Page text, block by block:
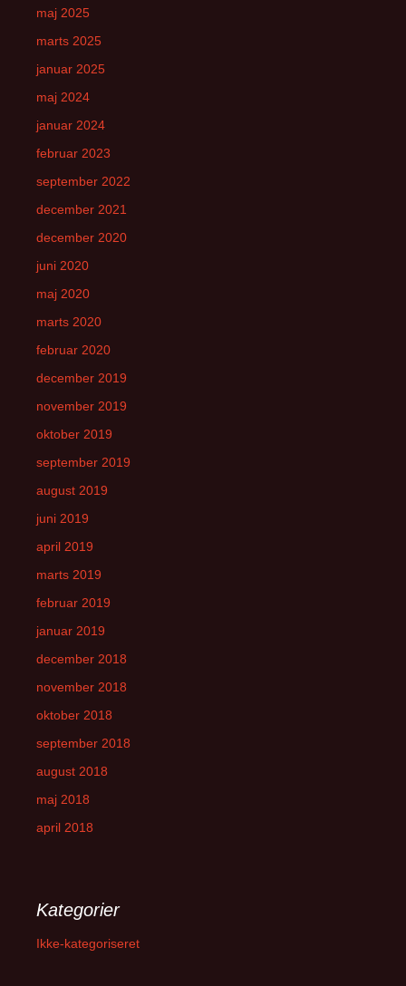
maj 2025
marts 2025
januar 2025
maj 2024
januar 2024
februar 2023
september 2022
december 2021
december 2020
juni 2020
maj 2020
marts 2020
februar 2020
december 2019
november 2019
oktober 2019
september 2019
august 2019
juni 2019
april 2019
marts 2019
februar 2019
januar 2019
december 2018
november 2018
oktober 2018
september 2018
august 2018
maj 2018
april 2018
Kategorier
Ikke-kategoriseret